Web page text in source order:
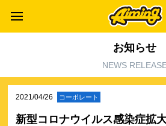
お知らせ
NEWS
2021/04/26 コーポレート
新型コロナウイルス感染症拡